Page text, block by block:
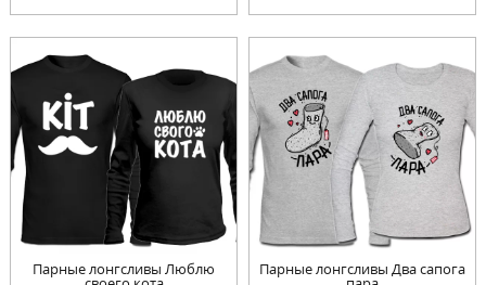
Парные лонгсливы Люблю Парные лонгсливы Два сапога